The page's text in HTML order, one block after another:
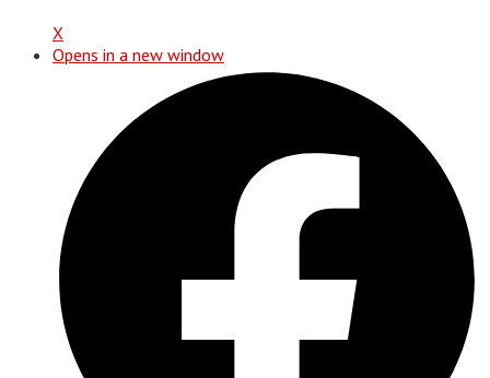
X
Opens in a new window